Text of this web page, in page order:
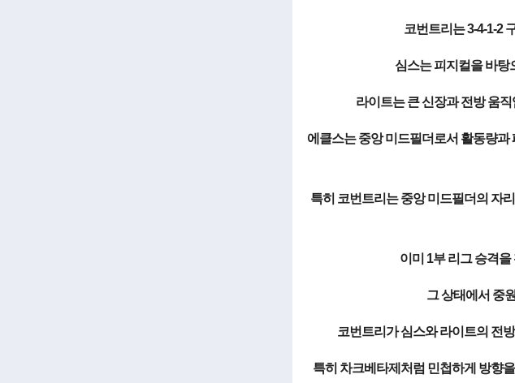
코번트리는 3-4-1-2
심스는 피지컬을 바탕
라이트는 큰 신장과 전방 움
에클스는 중앙 미드필더로서 활동량과
특히 코번트리는 중앙 미드필더의 자
이미 1부 리그 승격
그 상태에서 중
코번트리가 심스와 라이트의 전
특히 차크베타제처럼 민첩하게 방향